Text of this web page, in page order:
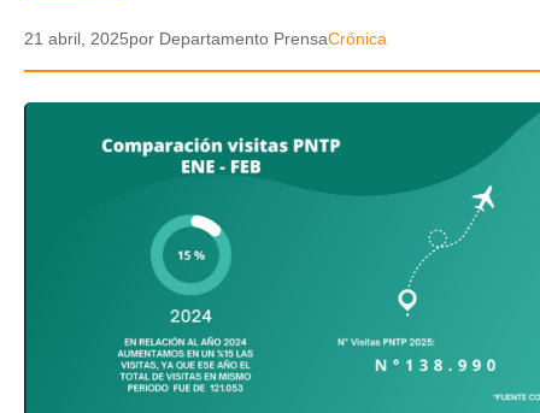
GALERIA DE FOTOS
APP MÓVIL
TRANSPARENCIA
21 abril, 2025por Departamento PrensaCrónica